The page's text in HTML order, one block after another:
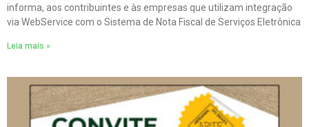
informa, aos contribuintes e às empresas que utilizam integração
via WebService com o Sistema de Nota Fiscal de Serviços Eletrônica
Leia mais »